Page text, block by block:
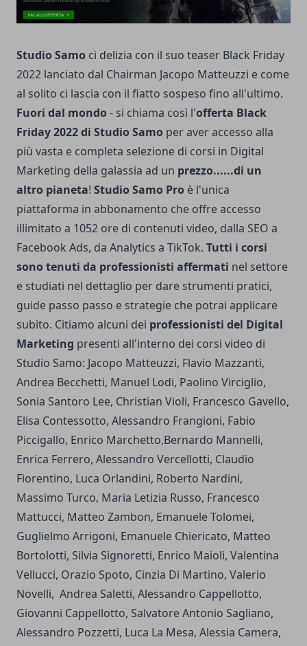
Studio Samo ci delizia con il suo teaser Black Friday
2022 lanciato dal Chairman Jacopo Matteuzzi e come
al solito ci lascia con il fiatto sospeso fino all'ultimo.
Fuori dal mondo - si chiama così l'offerta Black
Friday 2022 di Studio Samo per aver accesso alla
più vasta e completa selezione di corsi in Digital
Marketing della galassia ad un prezzo......di un
altro pianeta! Studio Samo Pro è l'unica
piattaforma in abbonamento che offre accesso
illimitato a 1052 ore di contenuti video, dalla SEO a
Facebook Ads, da Analytics a TikTok. Tutti i corsi
sono tenuti da professionisti affermati nel settore
e studiati nel dettaglio per dare strumenti pratici,
guide passo passo e strategie che potrai applicare
subito. Citiamo alcuni dei professionisti del Digital
Marketing presenti all'interno dei corsi video di
Studio Samo: Jacopo Matteuzzi, Flavio Mazzanti,
Andrea Becchetti, Manuel Lodi, Paolino Virciglio,
Sonia Santoro Lee, Christian Violi, Francesco Gavello,
Elisa Contessotto, Alessandro Frangioni, Fabio
Piccigallo, Enrico Marchetto,Bernardo Mannelli,
Enrica Ferrero, Alessandro Vercellotti, Claudio
Fiorentino, Luca Orlandini, Roberto Nardini,
Massimo Turco, Maria Letizia Russo, Francesco
Mattucci, Matteo Zambon, Emanuele Tolomei,
Guglielmo Arrigoni, Emanuele Chiericato, Matteo
Bortolotti, Silvia Signoretti, Enrico Maioli, Valentina
Vellucci, Orazio Spoto, Cinzia Di Martino, Valerio
Novelli, Andrea Saletti, Alessandro Cappellotto,
Giovanni Cappellotto, Salvatore Antonio Sagliano,
Alessandro Pozzetti, Luca La Mesa, Alessia Camera,